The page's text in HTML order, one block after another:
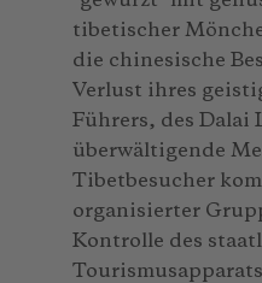
tibetischer
die chinesische
Verlust ihres
Führers, des Dalai
überwältigende
Tibetbesucher
organisierter
Kontrolle des